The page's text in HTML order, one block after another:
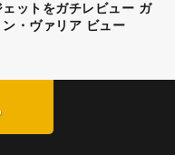
は…… 今回の旅がく
ェットをガチレビュー ガ
ン・ヴァリア ビュー